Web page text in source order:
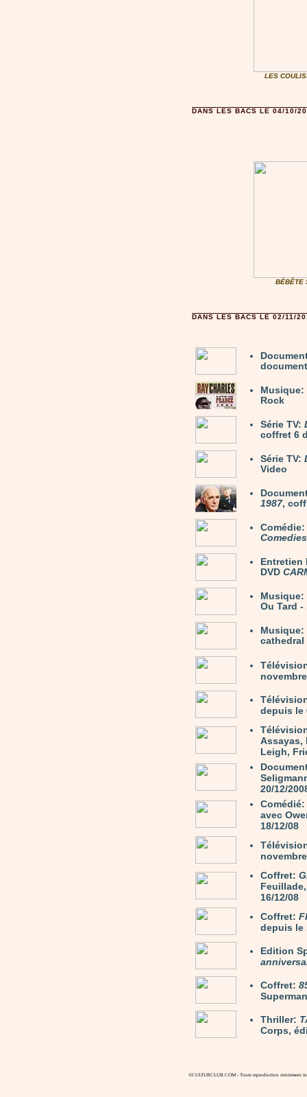
LES
DANS LES BACS LE 04/10/
BÉBÊTE
DANS LES BACS LE 02/11/
Musique:
Rock
Série TV:
coffret 6
Série TV:
Video
1987,
Comédie:
Entretien
DVD
Musique:
Ou Tard -
Musique:
cathedral
depuis le
Assayas,
Leigh,
20/12/
Comédié:
avec
18/12/08
Coffret:
16/12/08
Coffret:
depuis le
Edition
Coffret:
Thriller:
Corps,
©CULTURCLUB.COM - Toute reproduction strictement